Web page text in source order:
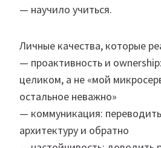
— научило учиться.
Личные качества, которые
— проактивность и
целиком, а не «мой
остальное неважно»
— коммуникация:
архитектуру и обратно